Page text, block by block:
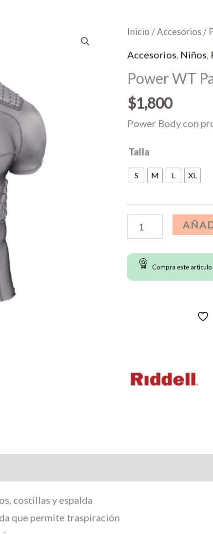
Inicio /Accesorios /
Accesorios Niños
Power WT
$1,800
Power Body con
Talla
S M L XL
Power
WT
Padded
Shirt
Compra este
costillas y espalda
que permite traspiración